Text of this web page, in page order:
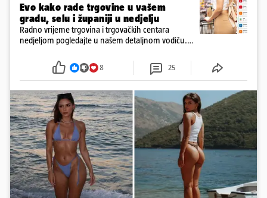
Evo kako rade trgovine u vašem
gradu, selu i županiji u nedjelju
Radno vrijeme trgovina i trgovačkih centara
nedjeljom pogledajte u našem detaljnom vodiču.
i šoping centri sami biraju koje će to nedjelje biti
8 25